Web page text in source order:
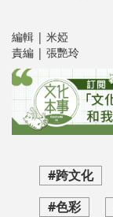
編輯 | 米婭
責編 | 張艷玲
#跨文化
#色彩